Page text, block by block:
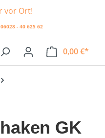
vor Ort!
06028 - 40 625 62
0,00 €*
GK